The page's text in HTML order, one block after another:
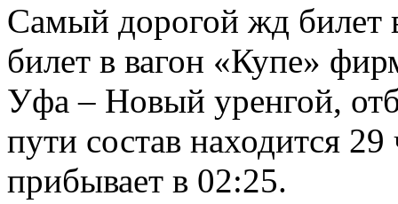
Самый дорогой жд билет
билет в вагон «Купе»
Уфа – Новый уренгой,
пути состав находится
прибывает в 02:25.